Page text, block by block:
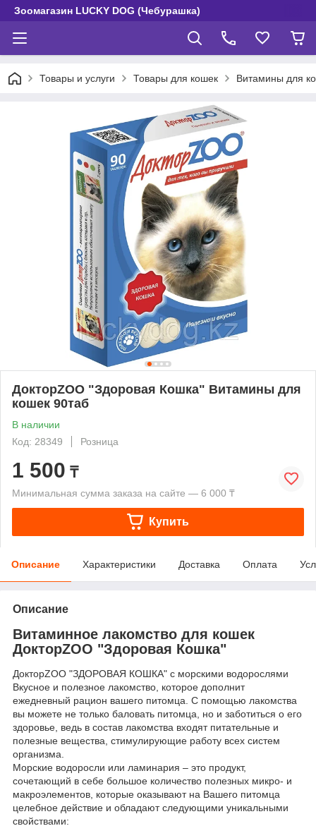
Зоомагазин LUCKY DOG (Чебурашка)
Товары и услуги Товары для кошек Витамины для
ДокторZOO "Здоровая Кошка" Витамины для
кошек 90таб
В наличии
Код: 28349
Розница
1 500 ₸
Минимальная сумма заказа на сайте — 6 000 ₸
Купить
Описание Характеристики Доставка Оплата
Описание
Витаминное лакомство для кошек
ДокторZOO "Здоровая Кошка"
ДокторZOO "ЗДОРОВАЯ КОШКА" с морскими водорослями
Вкусное и полезное лакомство, которое дополнит
ежедневный рацион вашего питомца. С помощью лакомства
вы можете не только баловать питомца, но и заботиться о его
здоровье, ведь в состав лакомства входят питательные и
полезные вещества, стимулирующие работу всех систем
организма.
Морские водоросли или ламинария – это продукт,
сочетающий в себе большое количество полезных микро- и
макроэлементов, которые оказывают на Вашего питомца
целебное действие и обладают следующими уникальными
свойствами: